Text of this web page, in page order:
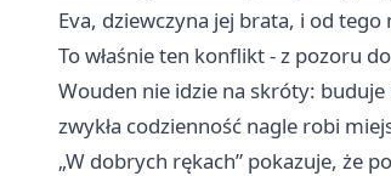
Eva, dziewczyna jej brata, i od
To właśnie ten konflikt - z pozoru
Wouden nie idzie na skróty:
zwykła codzienność nagle robi
„W dobrych rękach” pokazuje, że